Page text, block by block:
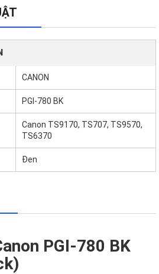
CANON
PGI-780 BK
Canon TS9170, TS707, TS9570,
TS6370
Đen
PGI-780 BK